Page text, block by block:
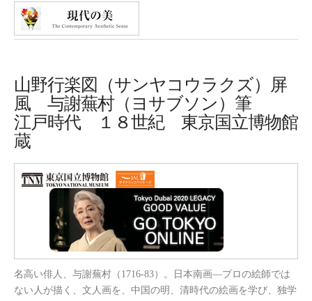
山野行楽図（サンヤコウラクズ）屏
風 与謝蕪村（ヨサブソン）筆
江戸時代 １８世紀 東京国立博物館
蔵
名高い俳人、与謝蕪村（1716-83）。日本南画—プロの絵師では
ない人が描く、文人画を、中国の明、清時代の絵画を学び、独学